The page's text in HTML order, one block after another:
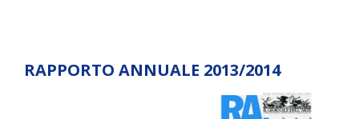
RAPPORTO ANNUALE 2013/2014